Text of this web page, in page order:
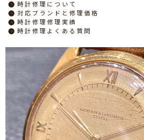
時計修理 について
対応ブランドと修理価格
時計修理修理実績
時計修理 よくある質問